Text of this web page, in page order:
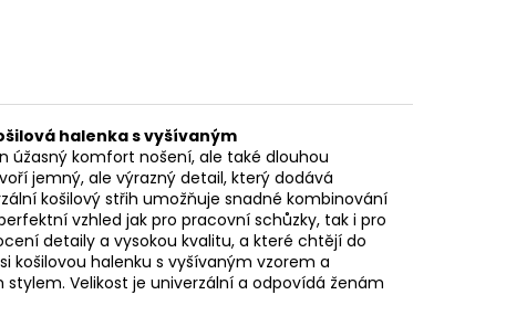
halenka s vyšívaným
úžasný komfort nošení, ale také dlouhou
jemný, ale výrazný detail, který dodává
košilový střih umožňuje snadné kombinování
vzhled jak pro pracovní schůzky, tak i pro
detaily a vysokou kvalitu, a které chtějí do
košilovou halenku s vyšívaným vzorem a
Velikost je univerzální a odpovídá ženám